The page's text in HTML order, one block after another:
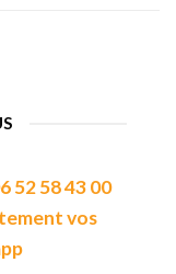
52 58 43 00
vos